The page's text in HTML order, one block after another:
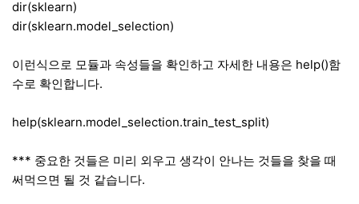
dir(sklearn)
dir(sklearn.model_selection)
이런식으로 모듈과 속성들을 확인하고 자세한 내용은 help()함
수로 확인합니다.
help(sklearn.model_selection.train_test_split)
*** 중요한 것들은 미리 외우고 생각이 안나는 것들을 찾을 때
써먹으면 될 것 같습니다.